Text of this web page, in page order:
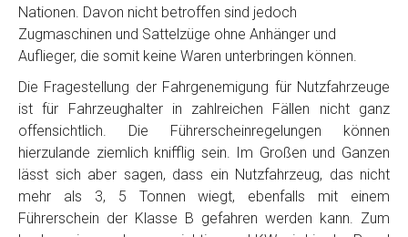
Nationen. Davon nicht betroffen sind jedoch
Zugmaschinen und Sattelzüge ohne Anhänger und
Auflieger, die somit keine Waren unterbringen können.
Die Fragestellung der Fahrgenemigung für Nutzfahrzeuge
ist für Fahrzeughalter in zahlreichen Fällen nicht ganz
offensichtlich. Die Führerscheinregelungen können
hierzulande ziemlich knifflig sein. Im Großen und Ganzen
lässt sich aber sagen, dass ein Nutzfahrzeug, das nicht
mehr als 3, 5 Tonnen wiegt, ebenfalls mit einem
Führerschein der Klasse B gefahren werden kann. Zum